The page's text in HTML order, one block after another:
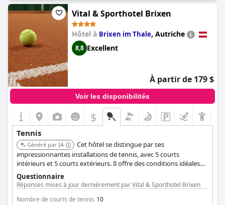
Vital & Sporthotel Brixen
Hôtel à Brixen im Thale, Autriche
8,8 Excellent
À partir de 179 $
Voir les disponibilités
$
Tennis
Généré par IA
Cet hôtel se distingue par ses
impressionnantes installations de tennis, avec 5 courts
intérieurs et 5 courts extérieurs. Il offre des conditions idéales
pour les amateurs de sport et est connu comme un haut lieu du
tennis dans les Alpes de Kitzbühel, proposant un entraînement
de tennis toute l'année avec l'école de tennis de l'hôtel.
Questionnaire
Réponses mises à jour dernièrement par Vital & Sporthotel Brixen
Nombre de courts de tennis 10